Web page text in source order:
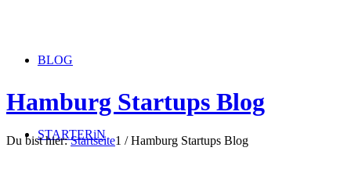
BLOG
STARTERiN
Hamburg Startups Blog
Du bist hier: Startseite1 / Hamburg Startups Blog